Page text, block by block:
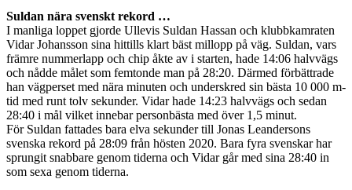
Suldan nära svenskt rekord …
I manliga loppet gjorde Ullevis Suldan Hassan och klubbkamraten
Vidar Johansson sina hittills klart bäst millopp på väg. Suldan, vars
främre nummerlapp och chip åkte av i starten, hade 14:06 halvvägs
och nådde målet som femtonde man på 28:20. Därmed förbättrade
han vägperset med nära minuten och underskred sin bästa 10 000 m-
tid med runt tolv sekunder. Vidar hade 14:23 halvvägs och sedan
28:40 i mål vilket innebar personbästa med över 1,5 minut.
För Suldan fattades bara elva sekunder till Jonas Leandersons
svenska rekord på 28:09 från hösten 2020. Bara fyra svenskar har
sprungit snabbare genom tiderna och Vidar går med sina 28:40 in
som sexa genom tiderna.